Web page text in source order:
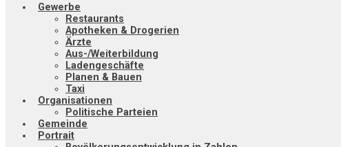
Gewerbe
Restaurants
Apotheken & Drogerien
Ärzte
Aus-/Weiterbildung
Ladengeschäfte
Planen & Bauen
Taxi
Organisationen
Politische Parteien
Gemeinde
Portrait